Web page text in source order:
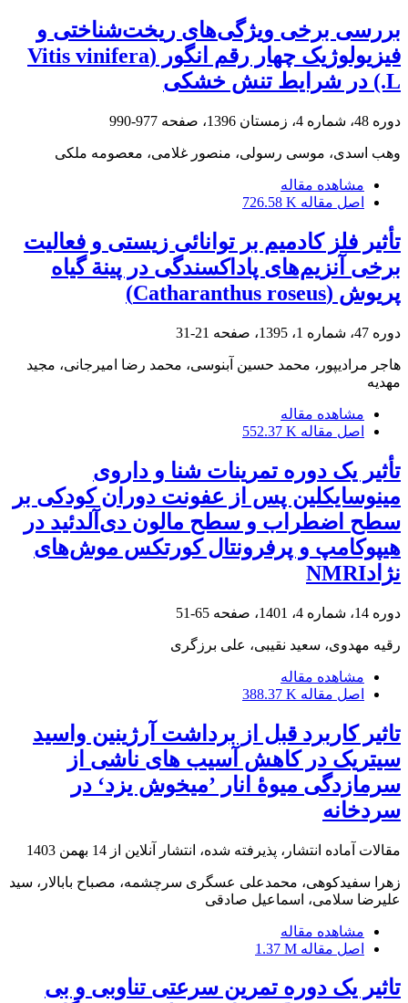
بررسی برخی ویژگی‌های ریخت‌شناختی و
فیزیولوژیک چهار رقم انگور (Vitis vinifera
L.) در شرایط تنش خشکی
دوره 48، شماره 4، زمستان 1396، صفحه 977-990
وهب اسدی، موسی رسولی، منصور غلامی، معصومه ملکی
مشاهده مقاله
اصل مقاله 726.58 K
تأثیر فلز کادمیم بر توانائی زیستی و فعالیت
برخی آنزیم‌های پاداکسندگی در پینة گیاه
پریوش (Catharanthus roseus)
دوره 47، شماره 1، 1395، صفحه 21-31
هاجر مرادیپور، محمد حسین آبنوسی، محمد رضا امیرجانی، مجید
مهدیه
مشاهده مقاله
اصل مقاله 552.37 K
تأثیر یک دوره تمرینات شنا و داروی
مینوسایکلین پس از عفونت دوران کودکی بر
سطح اضطراب و سطح مالون دی‌آلدئید در
هیپوکامپ و پرفرونتال کورتکس موش‌های
نژادNMRI
دوره 14، شماره 4، 1401، صفحه 65-51
رقیه مهدوی، سعید نقیبی، علی برزگری
مشاهده مقاله
اصل مقاله 388.37 K
تاثیر کاربرد قبل از برداشت آرژینین واسید
سیتریک در کاهش آسیب های ناشی از
سرمازدگی میوۀ انار ’میخوش یزد‘ در
سردخانه
مقالات آماده انتشار، پذیرفته شده، انتشار آنلاین از 14 بهمن 1403
زهرا سفیدکوهی، محمدعلی عسگری سرچشمه، مصباح بابالار، سید
علیرضا سلامی، اسماعیل صادقی
مشاهده مقاله
اصل مقاله 1.37 M
تاثیر یک دوره تمرین سرعتی تناوبی و بی